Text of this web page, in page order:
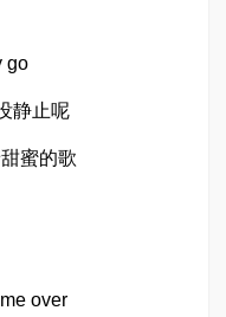
go
静止呢
蜜的歌
over